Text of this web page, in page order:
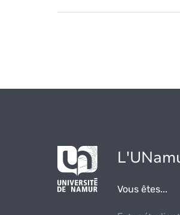
Vous êtes...